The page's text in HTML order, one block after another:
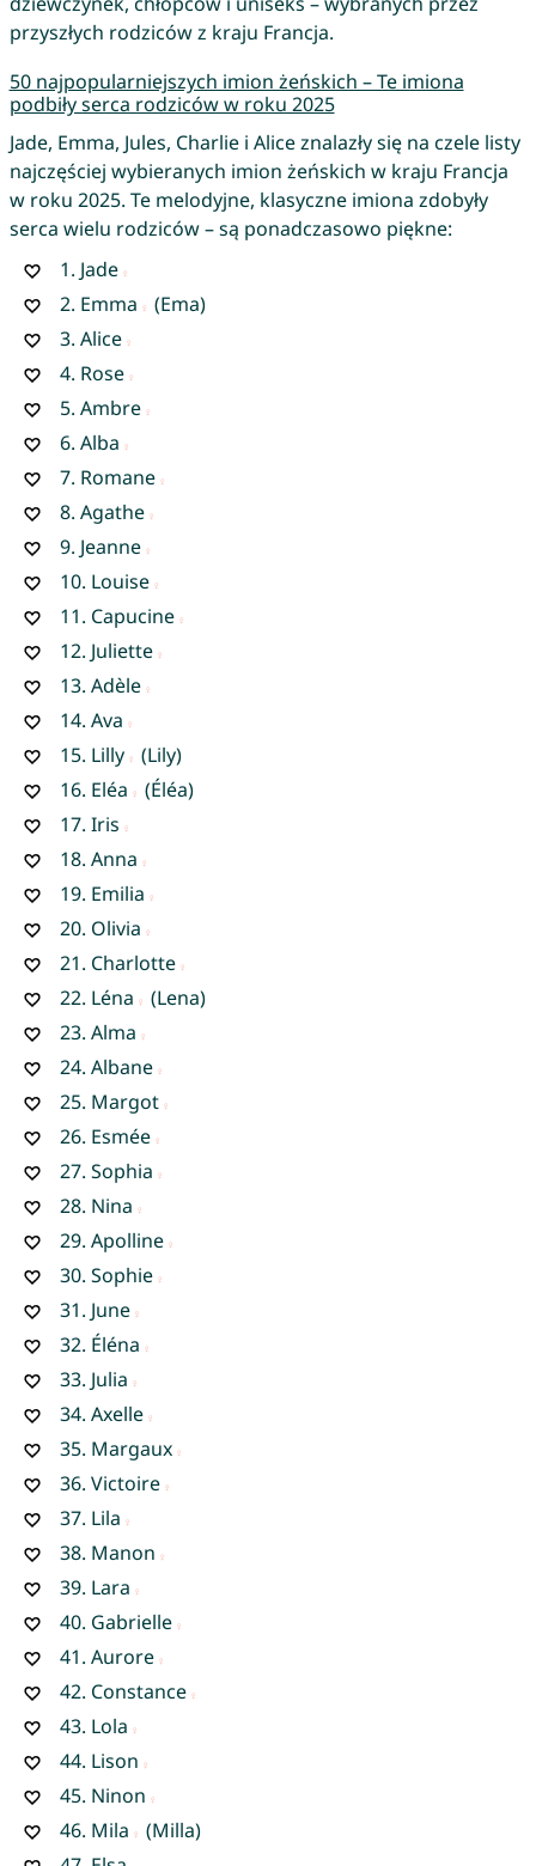
przyszłych rodziców z kraju Francja.
50 najpopularniejszych imion żeńskich – Te imiona
podbiły serca rodziców w roku 2025
Jade, Emma, Jules, Charlie i Alice znalazły się na czele listy
najczęściej wybieranych imion żeńskich w kraju Francja
w roku 2025. Te melodyjne, klasyczne imiona zdobyły
serca wielu rodziców – są ponadczasowo piękne:
1. Jade
2. Emma
(Ema)
3. Alice
4. Rose
5. Ambre
6. Alba
7. Romane
8. Agathe
9. Jeanne
10. Louise
11. Capucine
12. Juliette
13. Adèle
14. Ava
15. Lilly
(Lily)
16. Eléa
(Éléa)
17. Iris
18. Anna
19. Emilia
20. Olivia
21. Charlotte
22. Léna
(Lena)
23. Alma
24. Albane
25. Margot
26. Esmée
27. Sophia
28. Nina
29. Apolline
30. Sophie
31. June
32. Éléna
33. Julia
34. Axelle
35. Margaux
36. Victoire
37. Lila
38. Manon
39. Lara
40. Gabrielle
41. Aurore
42. Constance
43. Lola
44. Lison
45. Ninon
46. Mila
(Milla)